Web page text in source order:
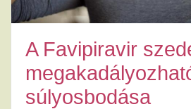
A Favipiravir
súlyosbodása